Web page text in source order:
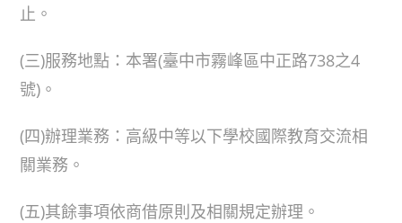
止。
(三)服務地點：本署(臺中市霧峰區中正路738之4
號)。
(四)辦理業務：高級中等以下學校國際教育交流相
關業務。
(五)其餘事項依商借原則及相關規定辦理。